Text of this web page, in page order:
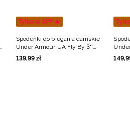
Tylko w APP 🔥
Spodenki do biegania damskie
Under Armour UA Fly By 3''
Shorts - niebieskie
139,99 zł 149,